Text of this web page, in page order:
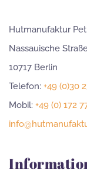
Hutmanufaktur
Nassauische
10717 Berlin
Telefon: +49 (0)30
Mobil: +49 (0) 172